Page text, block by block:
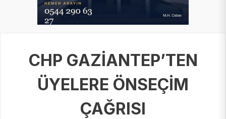
CHP GAZİANTEP’TEN
ÜYELERE ÖNSEÇİM
ÇAĞRISI